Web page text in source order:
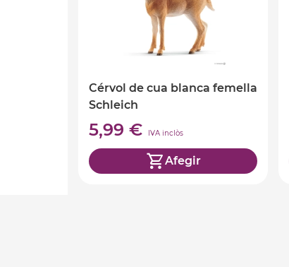
Cérvol de cua blanca femella
Schleich
5,99 € IVA inclòs
Afegir